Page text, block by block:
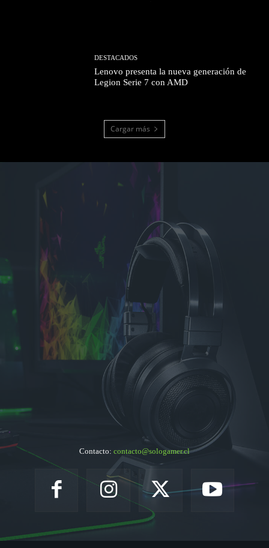
DESTACADOS
Lenovo presenta la nueva generación de
Legion Serie 7 con AMD
Cargar más
Contacto: contacto@sologamer.cl